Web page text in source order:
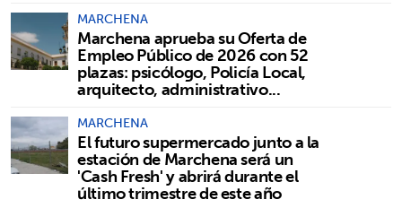
MARCHENA
Marchena aprueba su Oferta de
Empleo Público de 2026 con 52
plazas: psicólogo, Policía Local,
arquitecto, administrativo...
MARCHENA
El futuro supermercado junto a la
estación de Marchena será un
'Cash Fresh' y abrirá durante el
último trimestre de este año